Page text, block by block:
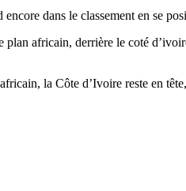
dans le classement en se
africain, derrière le coté
la Côte d’Ivoire reste en